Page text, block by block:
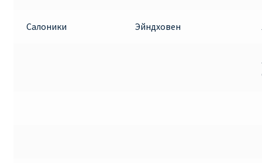
Салоники Эйндховен